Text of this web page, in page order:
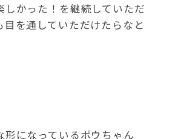
しかった！を継続していただ
目を通していただけたらなと
形になっているポウちゃん